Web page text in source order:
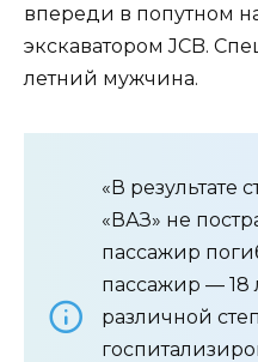
впереди в попутном
экскаватором JCB.
летний мужчина.
«В результате
«ВАЗ» не
пассажир
пассажир — 18
различной